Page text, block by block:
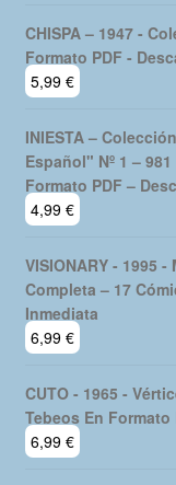
CHISPA – 1947 -
Formato PDF -
5,99 €
INIESTA –
Español" Nº 1 –
Formato PDF –
4,99 €
VISIONARY - 1995
Completa – 17
Inmediata
6,99 €
CUTO - 1965 -
Tebeos En Formato
6,99 €